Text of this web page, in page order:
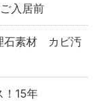
入居前
石素材 カビ汚
！15年